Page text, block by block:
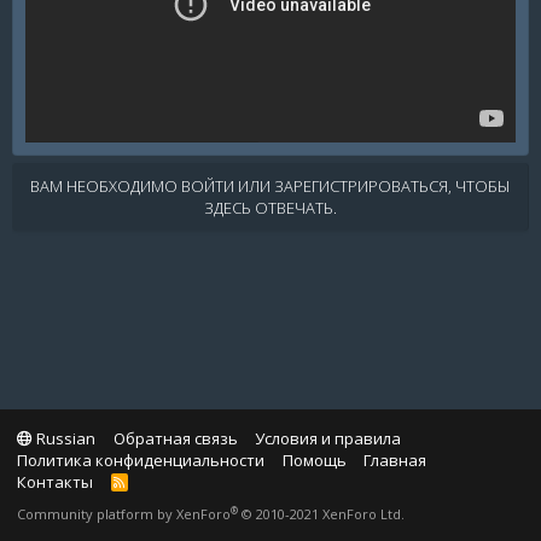
ВАМ НЕОБХОДИМО ВОЙТИ ИЛИ ЗАРЕГИСТРИРОВАТЬСЯ, ЧТОБЫ
ЗДЕСЬ ОТВЕЧАТЬ.
Russian Обратная связь
Условия и правила
Политика конфиденциальности
Помощь
Главная
Контакты
R
S
Community platform by XenForo® © 2010-2021 XenForo Ltd.